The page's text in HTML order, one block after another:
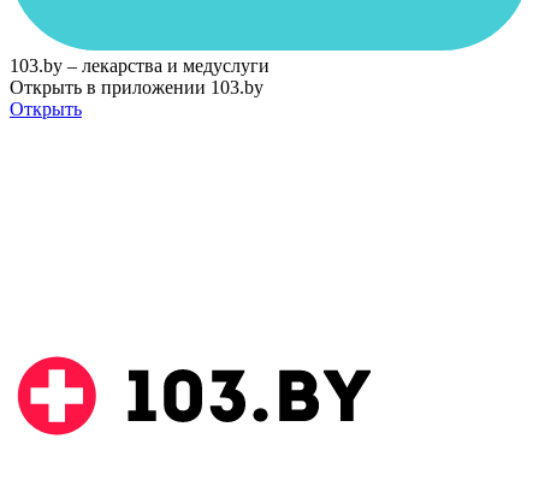
103.by – лекарства и медуслуги
Открыть в приложении 103.by
Открыть